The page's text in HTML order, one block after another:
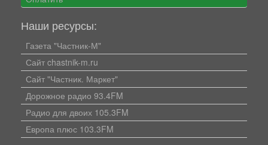
Наши ресурсы:
Газета "Частник-М"
Сайт chastnik-m.ru
Сайт "Частник. Маркет"
Дорожное радио 93.4FM
Радио для двоих 105.3FM
Европа плюс 103.3FM